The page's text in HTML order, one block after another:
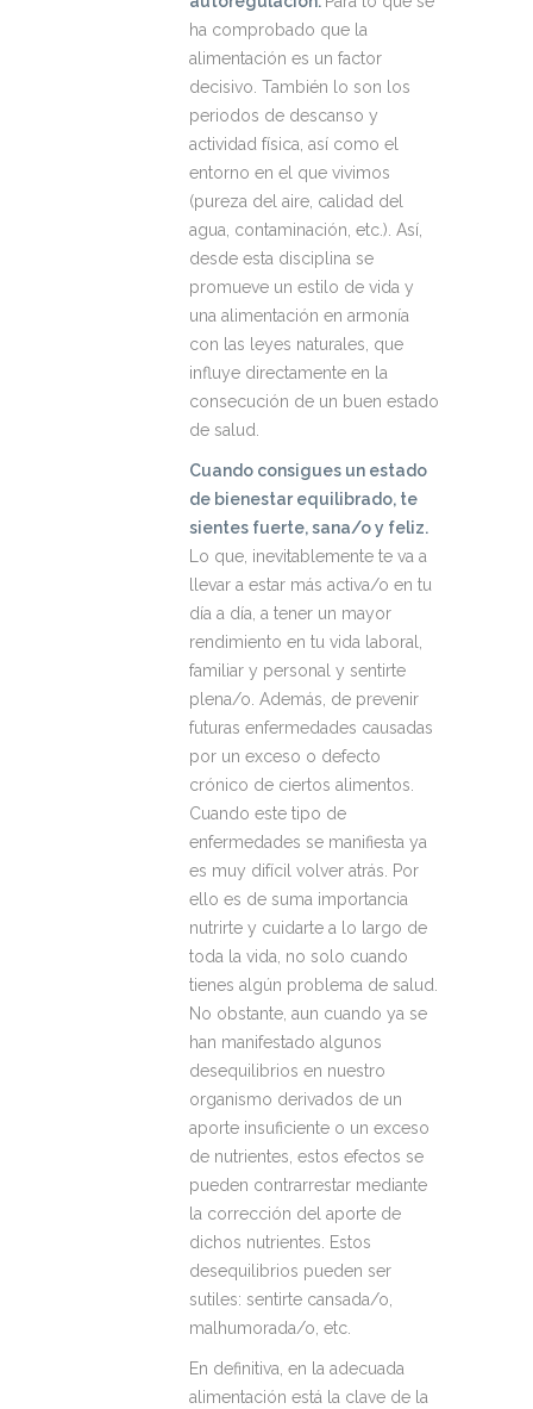
ha comprobado que la
alimentación es un factor
decisivo. También lo son los
periodos de descanso y
actividad física, así como el
entorno en el que vivimos
(pureza del aire, calidad del
agua, contaminación, etc.). Así,
desde esta disciplina se
promueve un estilo de vida y
una alimentación en armonía
con las leyes naturales, que
influye directamente en la
consecución de un buen estado
de salud.
Cuando consigues un estado
de bienestar equilibrado, te
sientes fuerte, sana/o y feliz.
Lo que, inevitablemente te va a
llevar a estar más activa/o en tu
día a día, a tener un mayor
rendimiento en tu vida laboral,
familiar y personal y sentirte
plena/o. Además, de prevenir
futuras enfermedades causadas
por un exceso o defecto
crónico de ciertos alimentos.
Cuando este tipo de
enfermedades se manifiesta ya
es muy difícil volver atrás. Por
ello es de suma importancia
nutrirte y cuidarte a lo largo de
toda la vida, no solo cuando
tienes algún problema de salud.
No obstante, aun cuando ya se
han manifestado algunos
desequilibrios en nuestro
organismo derivados de un
aporte insuficiente o un exceso
de nutrientes, estos efectos se
pueden contrarrestar mediante
la corrección del aporte de
dichos nutrientes. Estos
desequilibrios pueden ser
sutiles: sentirte cansada/o,
malhumorada/o, etc.
En definitiva, en la adecuada
alimentación está la clave de la